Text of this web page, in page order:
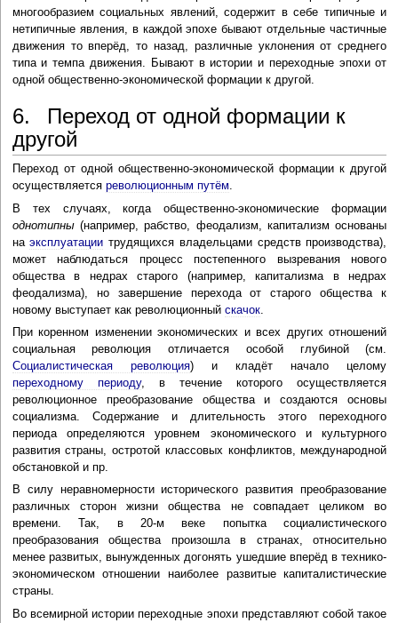
многообразием социальных явлений, содержит в себе типичные и
нетипичные явления, в каждой эпохе бывают отдельные частичные
движения то вперёд, то назад, различные уклонения от среднего
типа и темпа движения. Бывают в истории и переходные эпохи от
одной общественно-экономической формации к другой.
6. Переход от одной формации к
другой
Переход от одной общественно-экономической формации к другой
осуществляется революционным путём.
В тех случаях, когда общественно-экономические формации
однотипны(например, рабство, феодализм, капитализм основаны
наэксплуатации трудящихся владельцами средств производства),
может наблюдаться процесс постепенного вызревания нового
общества в недрах старого (например, капитализма в недрах
феодализма), но завершение перехода от старого общества к
новому выступает как революционный скачок.
При коренном изменении экономических и всех других отношений
социальная революция отличается особой глубиной (см.
Социалистическая революция) и кладёт начало целому
переходному периоду, в течение которого осуществляется
революционное преобразование общества и создаются основы
социализма. Содержание и длительность этого переходного
периода определяются уровнем экономического и культурного
развития страны, остротой классовых конфликтов, международной
обстановкой и пр.
В силу неравномерности исторического развития преобразование
различных сторон жизни общества не совпадает целиком во
времени. Так, в 20-м веке попытка социалистического
преобразования общества произошла в странах, относительно
менее развитых, вынужденных догонять ушедшие вперёд в технико-
экономическом отношении наиболее развитые капиталистические
страны.
Во всемирной истории переходные эпохи представляют собой такое